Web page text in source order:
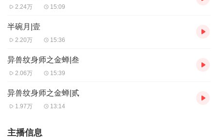
2.24万 15:09
半碗月|壹
2.20万 15:36
异兽纹身师之金蝉|叁
2.06万 15:39
异兽纹身师之金蝉|贰
1.97万 13:14
主播信息